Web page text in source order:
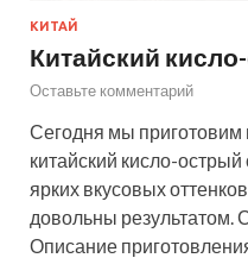
КИТАЙ
Китайский
Оставьте комментарий
Сегодня мы приготовим
китайский кисло-
ярких вкусовых
довольны результатом.
Описание